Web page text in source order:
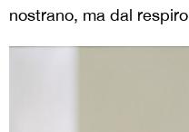
nostrano, ma dal